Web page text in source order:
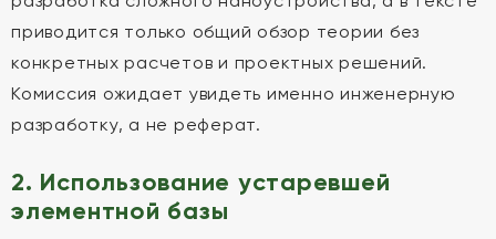
приводится только общий обзор теории без
конкретных расчетов и проектных решений.
Комиссия ожидает увидеть именно инженерную
разработку, а не реферат.
2. Использование устаревшей
элементной базы